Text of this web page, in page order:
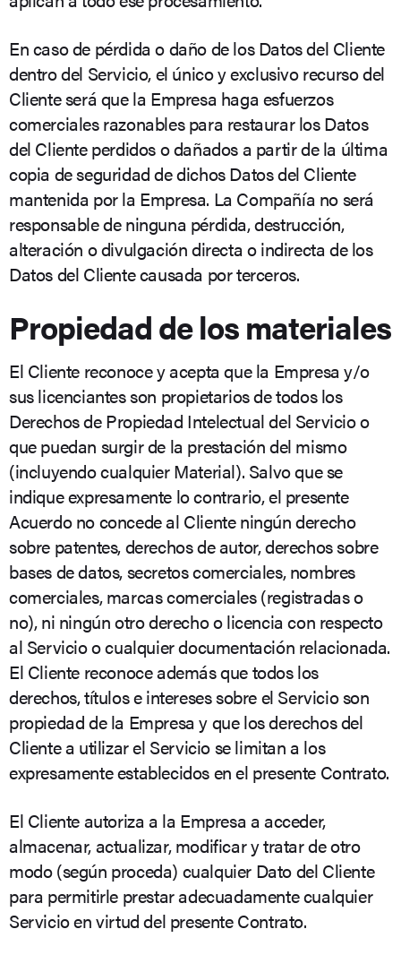
En caso de pérdida o daño de los Datos del Cliente
dentro del Servicio, el único y exclusivo recurso del
Cliente será que la Empresa haga esfuerzos
comerciales razonables para restaurar los Datos
del Cliente perdidos o dañados a partir de la última
copia de seguridad de dichos Datos del Cliente
mantenida por la Empresa. La Compañía no será
responsable de ninguna pérdida, destrucción,
alteración o divulgación directa o indirecta de los
Datos del Cliente causada por terceros.
Propiedad de los materiales
El Cliente reconoce y acepta que la Empresa y/o
sus licenciantes son propietarios de todos los
Derechos de Propiedad Intelectual del Servicio o
que puedan surgir de la prestación del mismo
(incluyendo cualquier Material). Salvo que se
indique expresamente lo contrario, el presente
Acuerdo no concede al Cliente ningún derecho
sobre patentes, derechos de autor, derechos sobre
bases de datos, secretos comerciales, nombres
comerciales, marcas comerciales (registradas o
no), ni ningún otro derecho o licencia con respecto
al Servicio o cualquier documentación relacionada.
El Cliente reconoce además que todos los
derechos, títulos e intereses sobre el Servicio son
propiedad de la Empresa y que los derechos del
Cliente a utilizar el Servicio se limitan a los
expresamente establecidos en el presente Contrato.
El Cliente autoriza a la Empresa a acceder,
almacenar, actualizar, modificar y tratar de otro
modo (según proceda) cualquier Dato del Cliente
para permitirle prestar adecuadamente cualquier
Servicio en virtud del presente Contrato.